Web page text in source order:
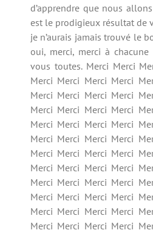
d’apprendre que nous
est le prodigieux résultat de
je n’aurais jamais trouvé le
oui, merci, merci à chacune
vous toutes. Merci Merci
Merci Merci Merci Merci
Merci Merci Merci Merci
Merci Merci Merci Merci
Merci Merci Merci Merci
Merci Merci Merci Merci
Merci Merci Merci Merci
Merci Merci Merci Merci
Merci Merci Merci Merci
Merci Merci Merci Merci
Merci Merci Merci Merci
Merci Merci Merci Merci